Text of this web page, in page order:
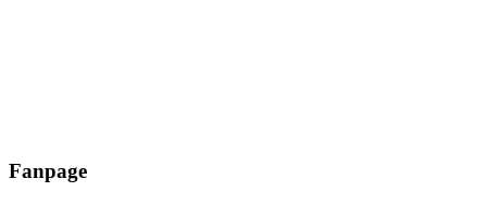
Fanpage